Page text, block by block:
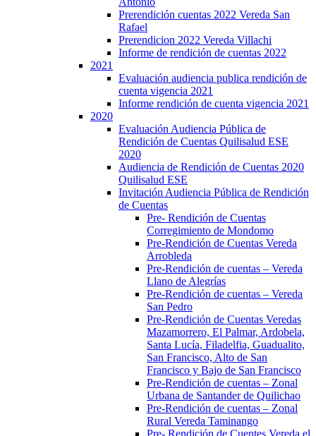
Prerendición cuentas 2022 Vereda San
Rafael
Prerendicion 2022 Vereda Villachi
Informe de rendición de cuentas 2022
2021
Evaluación audiencia publica rendición de
cuenta vigencia 2021
Informe rendición de cuenta vigencia 2021
2020
Evaluación Audiencia Pública de
Rendición de Cuentas Quilisalud ESE
2020
Audiencia de Rendición de Cuentas 2020
Quilisalud ESE
Invitación Audiencia Pública de Rendición
de Cuentas
Pre- Rendición de Cuentas
Corregimiento de Mondomo
Pre-Rendición de Cuentas Vereda
Arrobleda
Pre-Rendición de cuentas – Vereda
Llano de Alegrías
Pre-Rendición de cuentas – Vereda
San Pedro
Pre-Rendición de Cuentas Veredas
Mazamorrero, El Palmar, Ardobela,
Santa Lucía, Filadelfia, Guadualito,
San Francisco, Alto de San
Francisco y Bajo de San Francisco
Pre-Rendición de cuentas – Zonal
Urbana de Santander de Quilichao
Pre-Rendición de cuentas – Zonal
Rural Vereda Taminango
Pre- Rendición de Cuentes Vereda el